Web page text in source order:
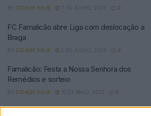
BY CIDADE HOJE 7 DE JULHO, 2023 0
FC Famalicão abre Liga com deslocação a
Braga
BY CIDADE HOJE 5 DE JULHO, 2023 0
Famalicão: Festa a Nossa Senhora dos
Remédios e sorteio
BY CIDADE HOJE 15 DE MAIO, 2023 0